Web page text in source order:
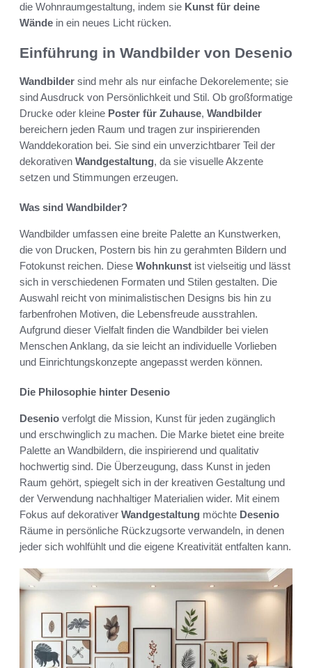
die Wohnraumgestaltung, indem sie Kunst für deine
Wände in ein neues Licht rücken.
Einführung in Wandbilder von Desenio
Wandbilder sind mehr als nur einfache Dekorelemente; sie
sind Ausdruck von Persönlichkeit und Stil. Ob großformatige
Drucke oder kleine Poster für Zuhause, Wandbilder
bereichern jeden Raum und tragen zur inspirierenden
Wanddekoration bei. Sie sind ein unverzichtbarer Teil der
dekorativen Wandgestaltung, da sie visuelle Akzente
setzen und Stimmungen erzeugen.
Was sind Wandbilder?
Wandbilder umfassen eine breite Palette an Kunstwerken,
die von Drucken, Postern bis hin zu gerahmten Bildern und
Fotokunst reichen. Diese Wohnkunst ist vielseitig und lässt
sich in verschiedenen Formaten und Stilen gestalten. Die
Auswahl reicht von minimalistischen Designs bis hin zu
farbenfrohen Motiven, die Lebensfreude ausstrahlen.
Aufgrund dieser Vielfalt finden die Wandbilder bei vielen
Menschen Anklang, da sie leicht an individuelle Vorlieben
und Einrichtungskonzepte angepasst werden können.
Die Philosophie hinter Desenio
Desenio verfolgt die Mission, Kunst für jeden zugänglich
und erschwinglich zu machen. Die Marke bietet eine breite
Palette an Wandbildern, die inspirierend und qualitativ
hochwertig sind. Die Überzeugung, dass Kunst in jeden
Raum gehört, spiegelt sich in der kreativen Gestaltung und
der Verwendung nachhaltiger Materialien wider. Mit einem
Fokus auf dekorativer Wandgestaltung möchte Desenio
Räume in persönliche Rückzugsorte verwandeln, in denen
jeder sich wohlfühlt und die eigene Kreativität entfalten kann.